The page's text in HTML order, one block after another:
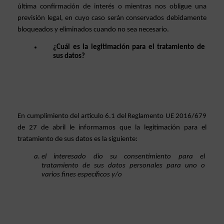
última confirmación de interés o mientras nos obligue una
previsión legal, en cuyo caso serán conservados debidamente
bloqueados y eliminados cuando no sea necesario.
¿Cuál es la legitimación para el tratamiento de
sus datos?
En cumplimiento del artículo 6.1 del Reglamento UE 2016/679
de 27 de abril le informamos que la legitimación para el
tratamiento de sus datos es la siguiente:
el interesado dio su consentimiento para el
tratamiento de sus datos personales para uno o
varios fines específicos y/o